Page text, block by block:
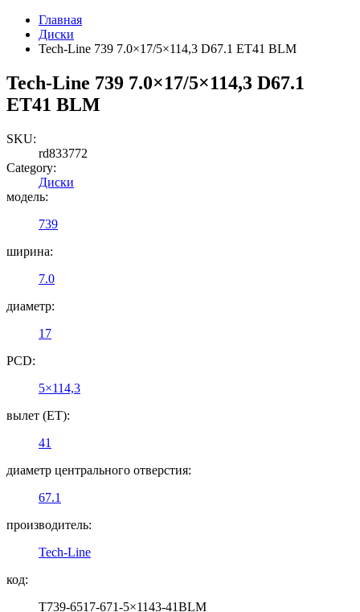
Главная
Диски
Tech-Line 739 7.0×17/5×114,3 D67.1 ET41 BLM
Tech-Line 739 7.0×17/5×114,3 D67.1
ET41 BLM
SKU:
rd833772
Category:
Диски
модель:
739
ширина:
7.0
диаметр:
17
PCD:
5×114,3
вылет (ET):
41
диаметр центрального отверстия:
67.1
производитель:
Tech-Line
код:
T739-6517-671-5×1143-41BLM